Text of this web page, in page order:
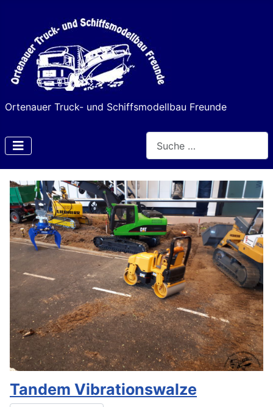
Ortenauer Truck- und Schiffsmodellbau Freunde
Type 2 or more characters
Tandem Vibrationswalze